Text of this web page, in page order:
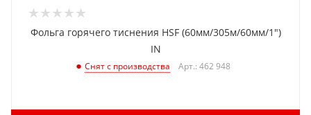
Фольга горячего тиснения HSF (60мм/305м/60мм/1")
IN
Снят с производства Арт.: 462 948